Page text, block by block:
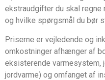
ekstraudgifter du skal regne
og hvilke spørgsmål du bør
Priserne er vejledende og
omkostninger afhænger af
eksisterende varmesystem,
jordvarme) og omfanget af